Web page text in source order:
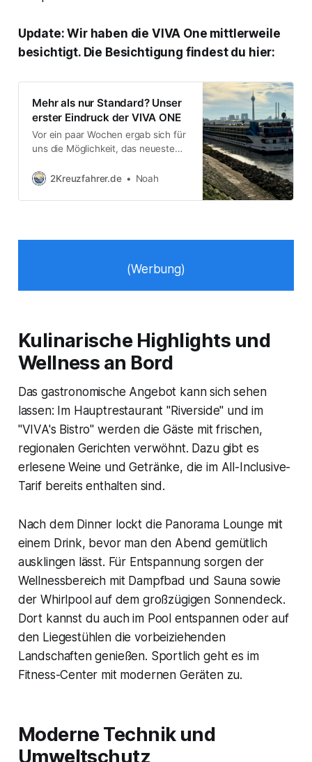
Update: Wir haben die VIVA One mittlerweile
besichtigt. Die Besichtigung findest du hier:
Mehr als nur Standard? Unser
erster Eindruck der VIVA ONE
Vor ein paar Wochen ergab sich für
uns die Möglichkeit, das neueste
Lupe zu nehmen. Die Rede ist von
“Tag der offenen Tür” in Düsseldorf.
2Kreuzfahrer.de Noah
(Werbung)
Kulinarische Highlights und
Wellness an Bord
Das gastronomische Angebot kann sich sehen
lassen: Im Hauptrestaurant "Riverside" und im
"VIVA's Bistro" werden die Gäste mit frischen,
regionalen Gerichten verwöhnt. Dazu gibt es
erlesene Weine und Getränke, die im All-Inclusive-
Tarif bereits enthalten sind.
Nach dem Dinner lockt die Panorama Lounge mit
einem Drink, bevor man den Abend gemütlich
ausklingen lässt. Für Entspannung sorgen der
Wellnessbereich mit Dampfbad und Sauna sowie
der Whirlpool auf dem großzügigen Sonnendeck.
Dort kannst du auch im Pool entspannen oder auf
den Liegestühlen die vorbeiziehenden
Landschaften genießen. Sportlich geht es im
Fitness-Center mit modernen Geräten zu.
Moderne Technik und
Umweltschutz